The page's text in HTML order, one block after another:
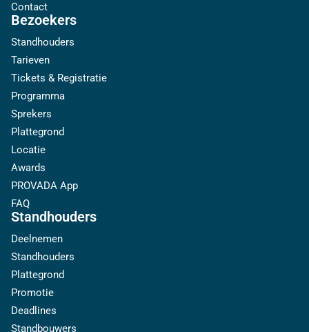
Contact
Bezoekers
Standhouders
Tarieven
Tickets & Registratie
Programma
Sprekers
Plattegrond
Locatie
Awards
PROVADA App
FAQ
Standhouders
Deelnemen
Standhouders
Plattegrond
Promotie
Deadlines
Standbouwers